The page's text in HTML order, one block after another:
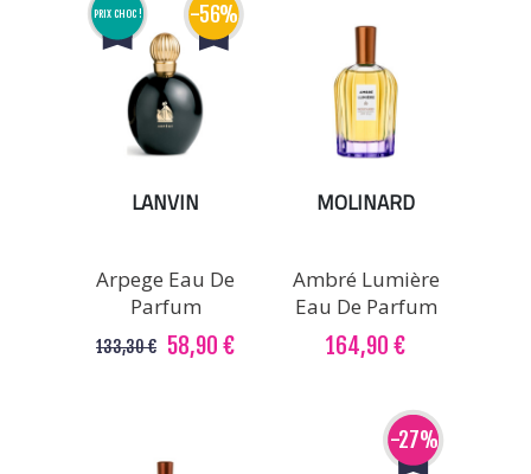
PRIX CHOC ! -56%
LANVIN
Arpege Eau De
Parfum
133,30 € 58,90 €
MOLINARD
Ambré Lumière
Eau De Parfum
164,90 €
-27%